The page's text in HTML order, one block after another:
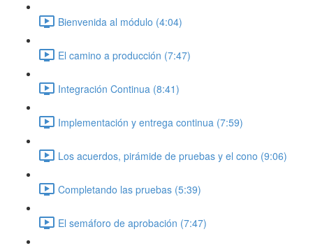
Bienvenida al módulo (4:04)
El camino a producción (7:47)
Integración Continua (8:41)
Implementación y entrega continua (7:59)
Los acuerdos, pirámide de pruebas y el cono (9:06)
Completando las pruebas (5:39)
El semáforo de aprobación (7:47)